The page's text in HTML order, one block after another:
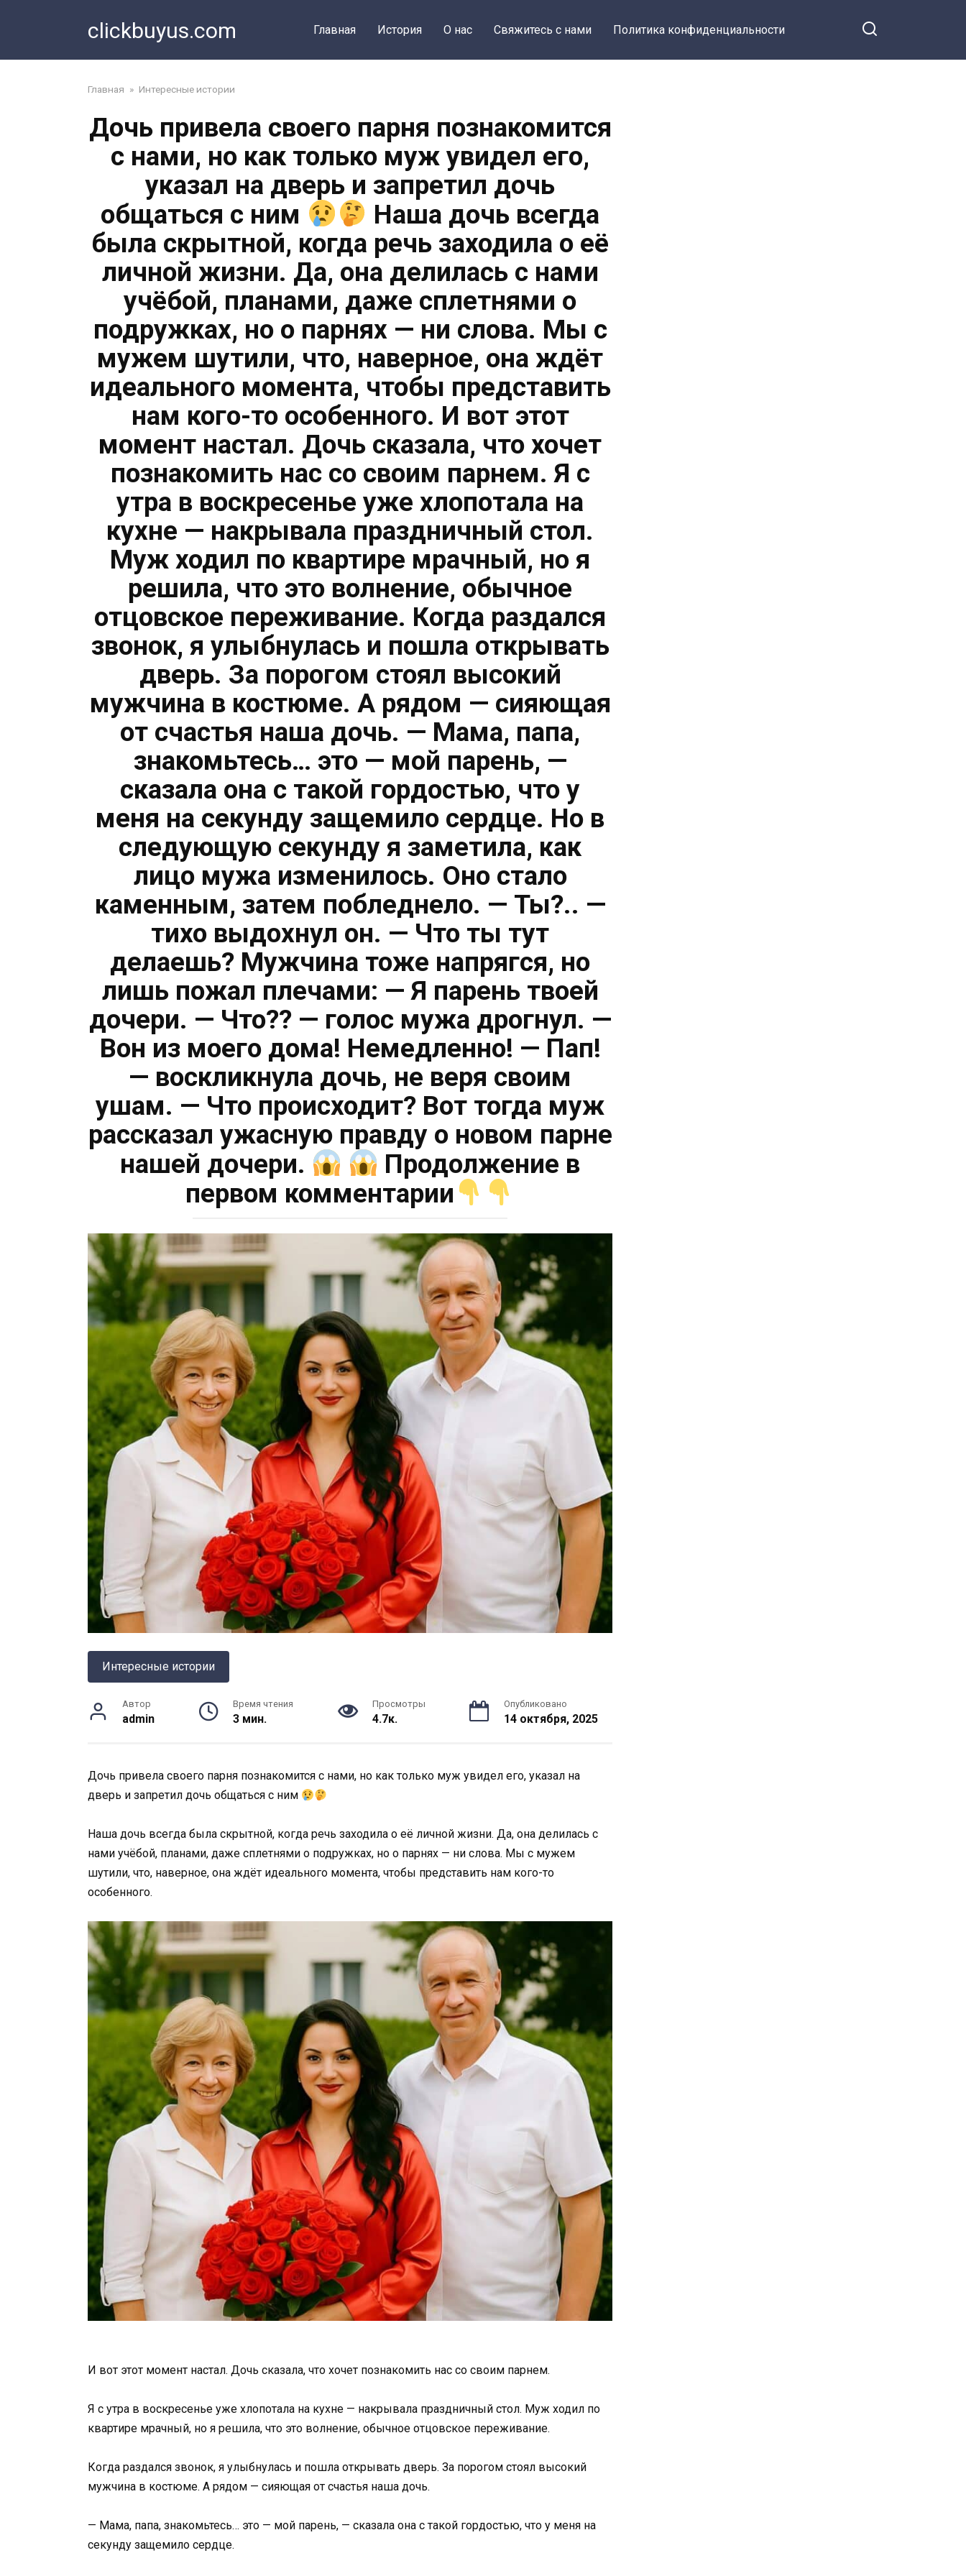
clickbuyus.com Главная История О нас Свяжитесь с нами Политика конфиденциальности
Главная » Интересные истории
Дочь привела своего парня познакомится
с нами, но как только муж увидел его,
указал на дверь и запретил дочь
общаться с ним
Наша дочь всегда
была скрытной, когда речь заходила о её
личной жизни. Да, она делилась с нами
учёбой, планами, даже сплетнями о
подружках, но о парнях — ни слова. Мы с
мужем шутили, что, наверное, она ждёт
идеального момента, чтобы представить
нам кого-то особенного. И вот этот
момент настал. Дочь сказала, что хочет
познакомить нас со своим парнем. Я с
утра в воскресенье уже хлопотала на
кухне — накрывала праздничный стол.
Муж ходил по квартире мрачный, но я
решила, что это волнение, обычное
отцовское переживание. Когда раздался
звонок, я улыбнулась и пошла открывать
дверь. За порогом стоял высокий
мужчина в костюме. А рядом — сияющая
от счастья наша дочь. — Мама, папа,
знакомьтесь… это — мой парень, —
сказала она с такой гордостью, что у
меня на секунду защемило сердце. Но в
следующую секунду я заметила, как
лицо мужа изменилось. Оно стало
каменным, затем побледнело. — Ты?.. —
тихо выдохнул он. — Что ты тут
делаешь? Мужчина тоже напрягся, но
лишь пожал плечами: — Я парень твоей
дочери. — Что?? — голос мужа дрогнул. —
Вон из моего дома! Немедленно! — Пап!
— воскликнула дочь, не веря своим
ушам. — Что происходит? Вот тогда муж
рассказал ужасную правду о новом парне
нашей дочери.
Продолжение в
первом комментарии
Интересные истории
Автор
admin
Время чтения
3 мин.
Просмотры
4.7к.
Опубликовано
14 октября, 2025
Дочь привела своего парня познакомится с нами, но как только муж увидел его, указал на
дверь и запретил дочь общаться с ним
Наша дочь всегда была скрытной, когда речь заходила о её личной жизни. Да, она делилась с
нами учёбой, планами, даже сплетнями о подружках, но о парнях — ни слова. Мы с мужем
шутили, что, наверное, она ждёт идеального момента, чтобы представить нам кого-то
особенного.
И вот этот момент настал. Дочь сказала, что хочет познакомить нас со своим парнем.
Я с утра в воскресенье уже хлопотала на кухне — накрывала праздничный стол. Муж ходил по
квартире мрачный, но я решила, что это волнение, обычное отцовское переживание.
Когда раздался звонок, я улыбнулась и пошла открывать дверь. За порогом стоял высокий
мужчина в костюме. А рядом — сияющая от счастья наша дочь.
— Мама, папа, знакомьтесь… это — мой парень, — сказала она с такой гордостью, что у меня на
секунду защемило сердце.